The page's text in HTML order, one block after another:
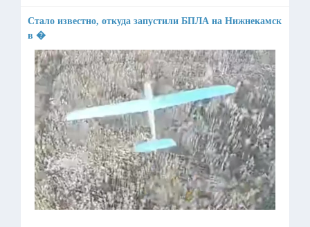
Стало известно, откуда запустили БПЛА на Нижнекамск
в �